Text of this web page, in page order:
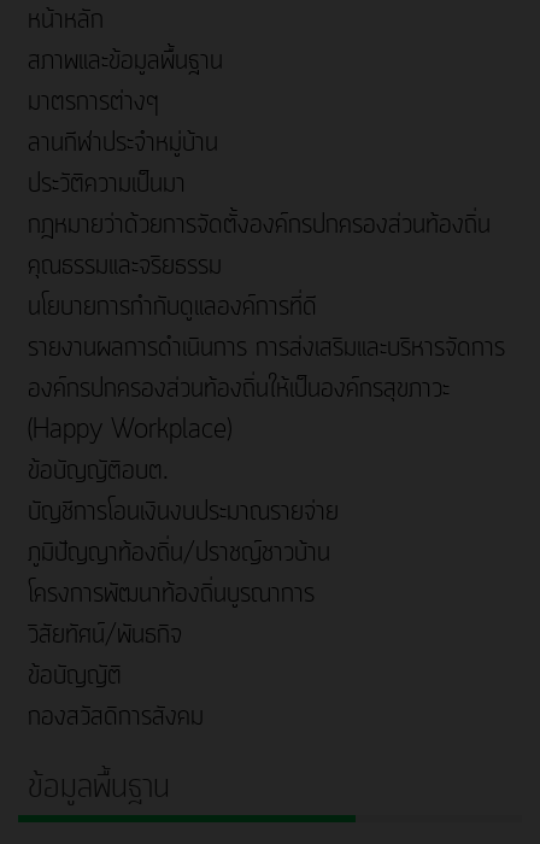
หน้าหลัก
สภาพและข้อมูลพื้นฐาน
มาตรการต่างๆ
ลานกีฬาประจำหมู่บ้าน
ประวัติความเป็นมา
กฎหมายว่าด้วยการจัดตั้งองค์กรปกครองส่วนท้องถิ่น
คุณธรรมและจริยธรรม
นโยบายการกำกับดูแลองค์การที่ดี
รายงานผลการดำเนินการ การส่งเสริมและบริหารจัดการ
องค์กรปกครองส่วนท้องถิ่นให้เป็นองค์กรสุขภาวะ
(Happy Workplace)
ข้อบัญญัติอบต.
บัญชีการโอนเงินงบประมาณรายจ่าย
ภูมิปัญญาท้องถิ่น/ปราชญ์ชาวบ้าน
โครงการพัฒนาท้องถิ่นบูรณาการ
วิสัยทัศน์/พันธกิจ
ข้อบัญญัติ
กองสวัสดิการสังคม
ข้อมูลพื้นฐาน